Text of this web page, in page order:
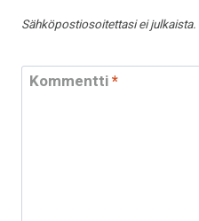
Sähköpostiosoitettasi ei julkaista.
Kommentti*